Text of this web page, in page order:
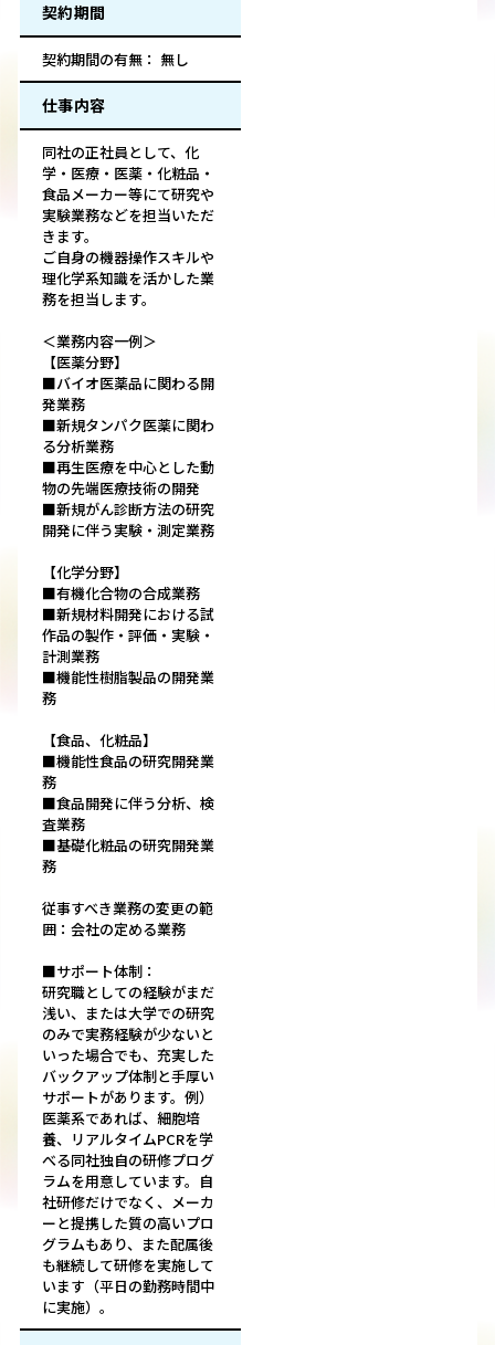
契約期間
契約期間の有無： 無し
仕事内容
同社の正社員として、化
学・医療・医薬・化粧品・
食品メーカー等にて研究や
実験業務などを担当いただ
きます。
ご自身の機器操作スキルや
理化学系知識を活かした業
務を担当します。
＜業務内容一例＞
【医薬分野】
■バイオ医薬品に関わる開
発業務
■新規タンパク医薬に関わ
る分析業務
■再生医療を中心とした動
物の先端医療技術の開発
■新規がん診断方法の研究
開発に伴う実験・測定業務
【化学分野】
■有機化合物の合成業務
■新規材料開発における試
作品の製作・評価・実験・
計測業務
■機能性樹脂製品の開発業
務
【食品、化粧品】
■機能性食品の研究開発業
務
■食品開発に伴う分析、検
査業務
■基礎化粧品の研究開発業
務
従事すべき業務の変更の範
囲：会社の定める業務
■サポート体制：
研究職としての経験がまだ
浅い、または大学での研究
のみで実務経験が少ないと
いった場合でも、充実した
バックアップ体制と手厚い
サポートがあります。例）
医薬系であれば、細胞培
養、リアルタイムPCRを学
べる同社独自の研修プログ
ラムを用意しています。自
社研修だけでなく、メーカ
ーと提携した質の高いプロ
グラムもあり、また配属後
も継続して研修を実施して
います（平日の勤務時間中
に実施）。